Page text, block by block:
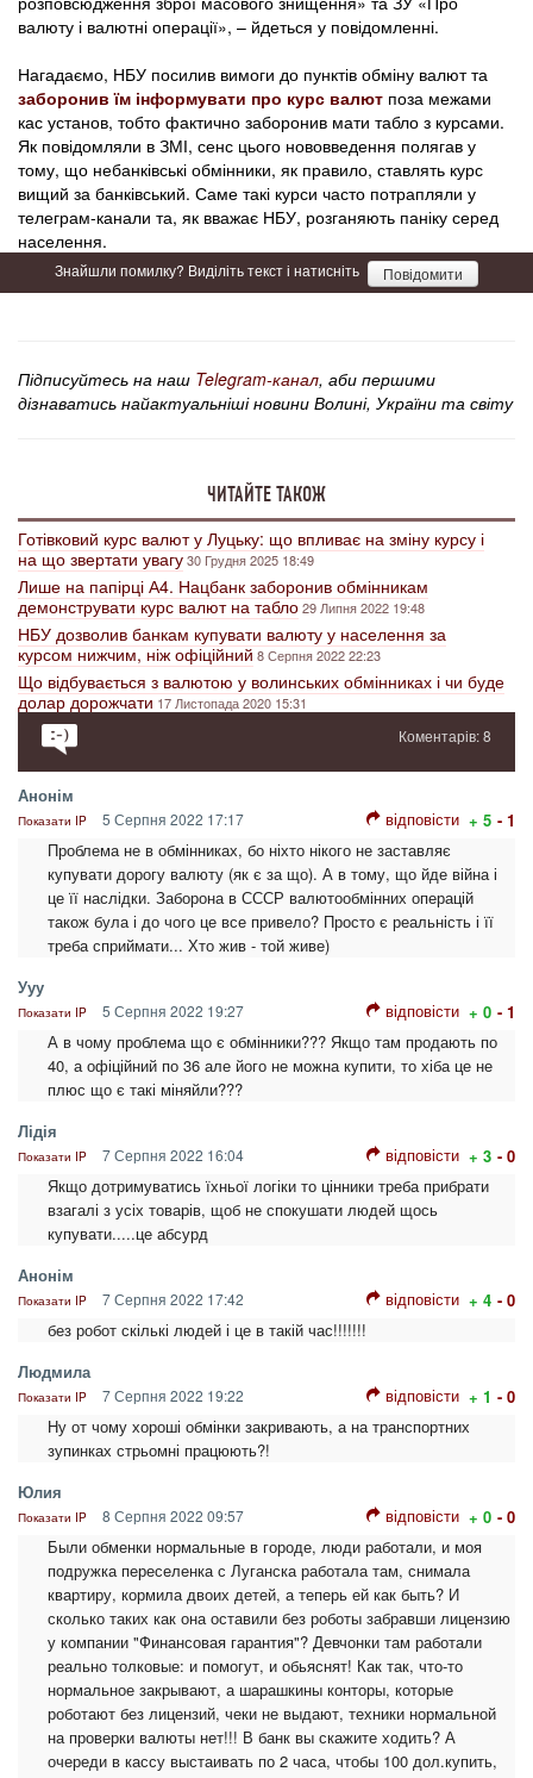
валюту і валютні операції», – йдеться у повідомленні.
Нагадаємо, НБУ посилив вимоги до пунктів обміну валют та
заборонив їм інформувати про курс валют поза межами
кас установ, тобто фактично заборонив мати табло з курсами.
Як повідомляли в ЗМІ, сенс цього нововведення полягав у
тому, що небанківські обмінники, як правило, ставлять курс
вищий за банківський. Саме такі курси часто потрапляли у
телеграм-канали та, як вважає НБУ, розганяють паніку серед
населення.
Знайшли помилку? Виділіть текст і натисніть Повідомити
Підписуйтесь на наш Telegram-канал, аби першими
дізнаватись найактуальніші новини Волині, України та світу
ЧИТАЙТЕ ТАКОЖ
Готівковий курс валют у Луцьку: що впливає на зміну курсу і
на що звертати увагу30 Грудня 2025 18:49
Лише на папірці А4. Нацбанк заборонив обмінникам
демонструвати курс валют на табло29 Липня 2022 19:48
НБУ дозволив банкам купувати валюту у населення за
курсом нижчим, ніж офіційний8 Серпня 2022 22:23
Що відбувається з валютою у волинських обмінниках і чи буде
долар дорожчати 17 Листопада 2020 15:31
Коментарів: 8
Анонім
Показати IP 5 Серпня 2022 17:17 відповісти + 5 - 1
Проблема не в обмінниках, бо ніхто нікого не заставляє
купувати дорогу валюту (як є за що). А в тому, що йде війна і
це її наслідки. Заборона в СССР валютообмінних операцій
також була і до чого це все привело? Просто є реальність і її
треба сприймати... Хто жив - той живе)
Ууу
Показати IP 5 Серпня 2022 19:27 відповісти + 0 - 1
А в чому проблема що є обмінники??? Якщо там продають по
40, а офіційний по 36 але його не можна купити, то хіба це не
плюс що є такі міняйли???
Лідія
Показати IP 7 Серпня 2022 16:04 відповісти + 3 - 0
Якщо дотримуватись їхньої логіки то цінники треба прибрати
взагалі з усіх товарів, щоб не спокушати людей щось
купувати.....це абсурд
Анонім
Показати IP 7 Серпня 2022 17:42 відповісти + 4 - 0
без робот скількі людей і це в такій час!!!!!!!
Людмила
Показати IP 7 Серпня 2022 19:22 відповісти + 1 - 0
Ну от чому хороші обмінки закривають, а на транспортних
зупинках стрьомні працюють?!
Юлия
Показати IP 8 Серпня 2022 09:57 відповісти + 0 - 0
Были обменки нормальные в городе, люди работали, и моя
подружка переселенка с Луганска работала там, снимала
квартиру, кормила двоих детей, а теперь ей как быть? И
сколько таких как она оставили без роботы забравши лицензию
у компании "Финансовая гарантия"? Девчонки там работали
реально толковые: и помогут, и обьяснят! Как так, что-то
нормальное закрывают, а шарашкины конторы, которые
роботают без лицензий, чеки не выдают, техники нормальной
на проверки валюты нет!!! В банк вы скажите ходить? А
очереди в кассу выстаивать по 2 часа, чтобы 100 дол.купить,